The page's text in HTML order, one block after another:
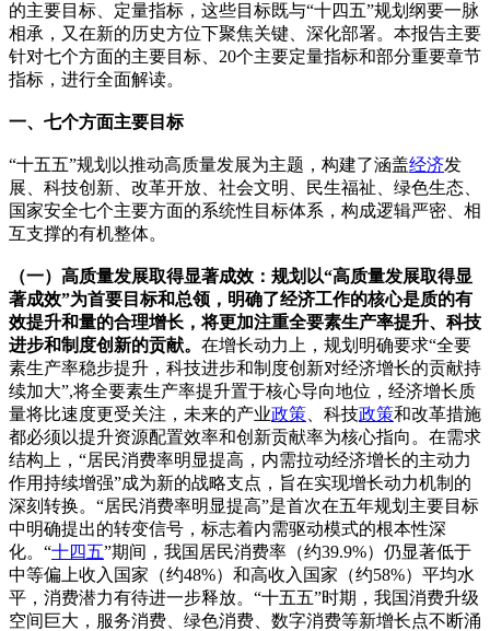
的主要目标、定量指标，这些目标既与“十四五”规划纲要一脉
相承，又在新的历史方位下聚焦关键、深化部署。本报告主要
针对七个方面的主要目标、20个主要定量指标和部分重要章节
指标，进行全面解读。
一、七个方面主要目标
“十五五”规划以推动高质量发展为主题，构建了涵盖经济发
展、科技创新、改革开放、社会文明、民生福祉、绿色生态、
国家安全七个主要方面的系统性目标体系，构成逻辑严密、相
互支撑的有机整体。
（一）高质量发展取得显著成效：规划以“高质量发展取得显
著成效”为首要目标和总领，明确了经济工作的核心是质的有
效提升和量的合理增长，将更加注重全要素生产率提升、科技
进步和制度创新的贡献。 在增长动力上，规划明确要求“全要
素生产率稳步提升，科技进步和制度创新对经济增长的贡献持
续加大”,将全要素生产率提升置于核心导向地位，经济增长质
量将比速度更受关注，未来的产业政策 、科技政策和改革措施
都必须以提升资源配置效率和创新贡献率为核心指向。在需求
结构上，“居民消费率明显提高，内需拉动经济增长的主动力
作用持续增强”成为新的战略支点，旨在实现增长动力机制的
深刻转换。“居民消费率明显提高”是首次在五年规划主要目标
中明确提出的转变信号，标志着内需驱动模式的根本性深
化。“十四五”期间，我国居民消费率（约39.9%）仍显著低于
中等偏上收入国家（约48%）和高收入国家（约58%）平均水
平，消费潜力有待进一步释放。“十五五”时期，我国消费升级
空间巨大，服务消费、绿色消费、数字消费等新增长点不断涌